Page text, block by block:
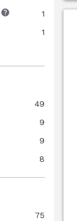
1
1
49
9
9
8
75